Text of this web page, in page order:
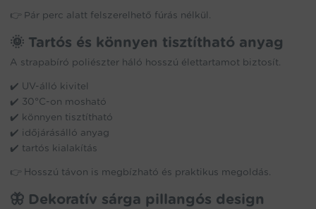
👉 Pár perc alatt felszerelhető fúrás nélkül.
🌞 Tartós és könnyen tisztítható anyag
A strapabíró poliészter háló hosszú élettartamot biztosít.
✔️ UV-álló kivitel
✔️ 30°C-on mosható
✔️ könnyen tisztítható
✔️ időjárásálló anyag
✔️ tartós kialakítás
👉 Hosszú távon is megbízható és praktikus megoldás.
🦋 Dekoratív sárga pillangós design